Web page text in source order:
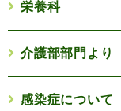
栄養科
介護部部門より
感染症について